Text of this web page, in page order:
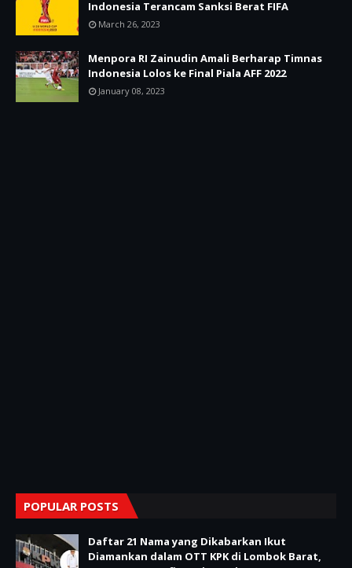
Indonesia Terancam Sanksi Berat FIFA
March 26, 2023
Menpora RI Zainudin Amali Berharap Timnas
Indonesia Lolos ke Final Piala AFF 2022
January 08, 2023
POPULAR POSTS
Daftar 21 Nama yang Dikabarkan Ikut
Diamankan dalam OTT KPK di Lombok Barat,